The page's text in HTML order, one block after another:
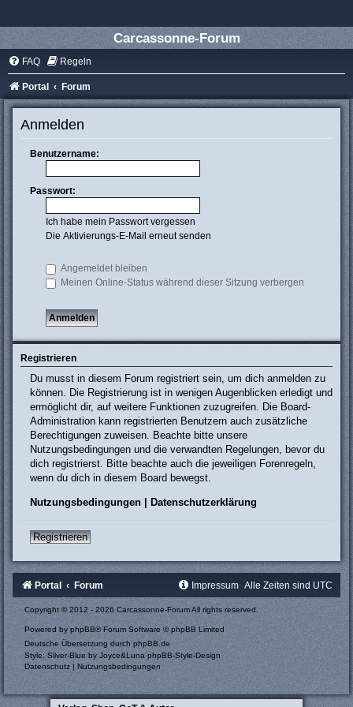
Carcassonne-Forum
FAQ Regeln
Portal Forum
Anmelden
Benutzername:
Passwort:
Ich habe mein Passwort vergessen
Die Aktivierungs-E-Mail erneut senden
Angemeldet bleiben
Meinen Online-Status während dieser Sitzung verbergen
Registrieren
Du musst in diesem Forum registriert sein, um dich anmelden zu
können. Die Registrierung ist in wenigen Augenblicken erledigt und
ermöglicht dir, auf weitere Funktionen zuzugreifen. Die Board-
Administration kann registrierten Benutzern auch zusätzliche
Berechtigungen zuweisen. Beachte bitte unsere
Nutzungsbedingungen und die verwandten Regelungen, bevor du
dich registrierst. Bitte beachte auch die jeweiligen Forenregeln,
wenn du dich in diesem Board bewegst.
Nutzungsbedingungen Datenschutzerklärung
Registrieren
Portal Forum Alle Zeiten sind UTC
Impressum
Copyright © 2012 - 2026 Carcassonne-Forum All rights reserved.
Powered byphpBB® Forum Software © phpBB Limited
Deutsche Übersetzung durch phpBB.de
Style: Silver-Blue by Joyce&Luna phpBB-Style-Design
Datenschutz
Nutzungsbedingungen